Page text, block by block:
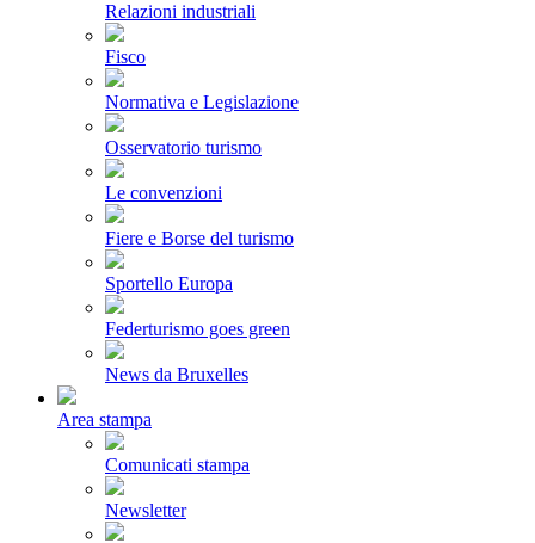
Relazioni industriali
Fisco
Normativa e Legislazione
Osservatorio turismo
Le convenzioni
Fiere e Borse del turismo
Sportello Europa
Federturismo goes green
News da Bruxelles
Area stampa
Comunicati stampa
Newsletter